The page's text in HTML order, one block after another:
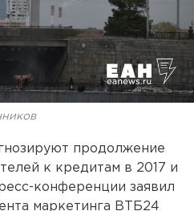
продолжение
к кредитам в 2017 и
конференции заявил
маркетинга ВТБ24